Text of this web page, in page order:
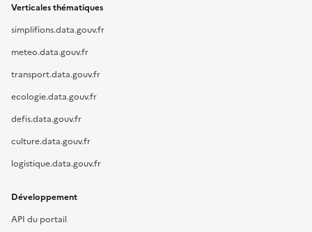
Verticales thématiques
simplifions.data.gouv.fr
meteo.data.gouv.fr
transport.data.gouv.fr
ecologie.data.gouv.fr
defis.data.gouv.fr
culture.data.gouv.fr
logistique.data.gouv.fr
Développement
API du portail